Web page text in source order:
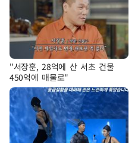
"서장훈, 28억에 산 서초 건물
450억에 매물로"